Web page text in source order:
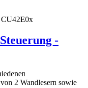
-
2 Wandlesern sowie